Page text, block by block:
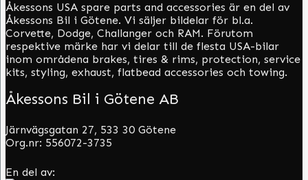
Åkessons USA spare parts and accessories är en del av
Åkessons Bil i Götene. Vi säljer bildelar för bl.a.
Corvette, Dodge, Challanger och RAM. Förutom
respektive märke har vi delar till de flesta USA-bilar
inom områdena brakes, tires & rims, protection, service
kits, styling, exhaust, flatbead accessories och towing.
Åkessons Bil i Götene AB
Järnvägsgatan 27, 533 30 Götene
Org.nr: 556072-3735
En del av: